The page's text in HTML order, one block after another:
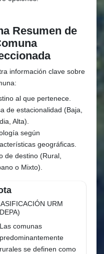
Resumen de
información clave sobre
al que pertenece.
de estacionalidad (Baja,
Alta).
según
geográficas.
de destino (Rural,
o Mixto).
URM
⁠Las comunas
predominantemente
rurales se definen como